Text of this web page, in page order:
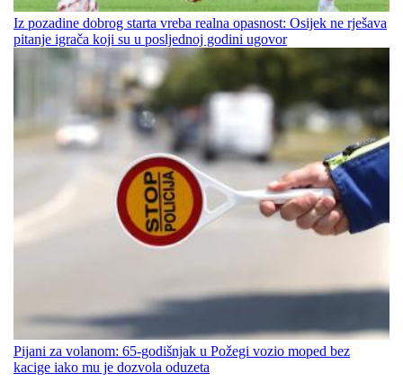
Iz pozadine dobrog starta vreba realna opasnost: Osijek ne rješava
pitanje igrača koji su u posljednoj godini ugovor
Pijani za volanom: 65-godišnjak u Požegi vozio moped bez
kacige iako mu je dozvola oduzeta